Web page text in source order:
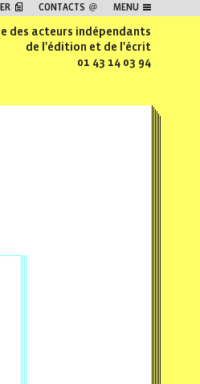
CONTACTS MENU
des acteurs indépendants
de l'édition et de l'écrit
01 43 14 03 94